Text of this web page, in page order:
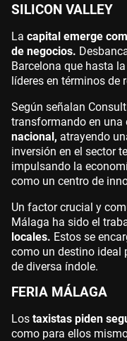
SILICON VALLEY
La capital emerge
de negocios.
Barcelona que hasta
líderes en términos de
Según señalan
transformando en una
nacional, atrayendo
inversión en el sector
impulsando la
como un centro de
Un factor crucial y
Málaga ha sido el
locales. Estos se
como un destino ideal
de diversa índole.
FERIA MÁLAGA
Los taxistas piden
como para ellos